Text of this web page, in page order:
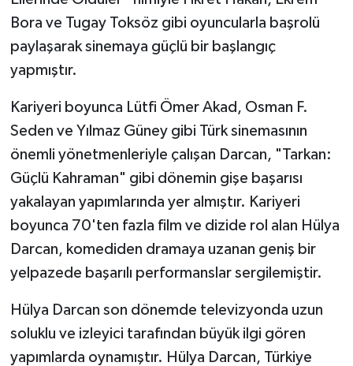
Bora ve Tugay Toksöz gibi oyuncularla başrolü
paylaşarak sinemaya güçlü bir başlangıç
yapmıştır.
Kariyeri boyunca Lütfi Ömer Akad, Osman F.
Seden ve Yılmaz Güney gibi Türk sinemasının
önemli yönetmenleriyle çalışan Darcan, "Tarkan:
Güçlü Kahraman" gibi dönemin gişe başarısı
yakalayan yapımlarında yer almıştır. Kariyeri
boyunca 70'ten fazla film ve dizide rol alan Hülya
Darcan, komediden dramaya uzanan geniş bir
yelpazede başarılı performanslar sergilemiştir.
Hülya Darcan son dönemde televizyonda uzun
soluklu ve izleyici tarafından büyük ilgi gören
yapımlarda oynamıştır. Hülya Darcan, Türkiye